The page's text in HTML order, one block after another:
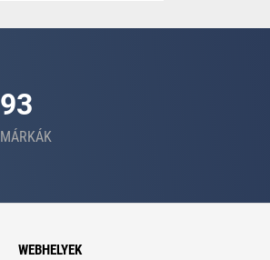
93
MÁRKÁK
WEBHELYEK